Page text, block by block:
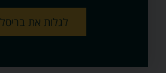
לגלות את בריסל